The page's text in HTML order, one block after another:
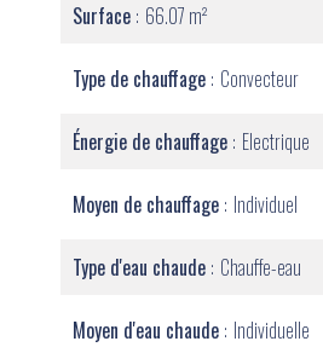
Surface 66.07 m²
Type de chauffage Convecteur
Énergie de chauffage Electrique
Moyen de chauffage Individuel
Type d'eau chaude Chauffe-eau
Moyen d'eau chaude Individuelle